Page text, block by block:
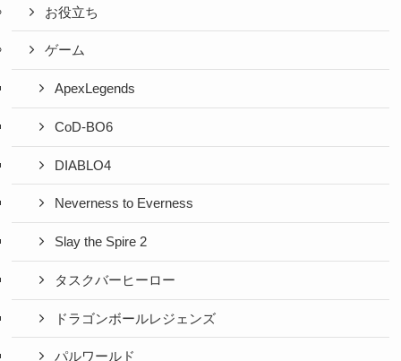
お役立ち
ゲーム
ApexLegends
CoD-BO6
DIABLO4
Neverness to Everness
Slay the Spire 2
タスクバーヒーロー
ドラゴンボールレジェンズ
パルワールド